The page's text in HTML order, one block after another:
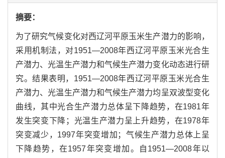
摘要：
为了研究气候变化对西辽河平原玉米生产潜力的影响，
采用机制法，对1951—2008年西辽河平原玉米光合生
产潜力、光温生产潜力和气候生产潜力变化动态进行研
究。结果表明，1951—2008年西辽河平原玉米光合生
产潜力、光温生产潜力和气候生产潜力均呈双波型变化
曲线，其中光合生产潜力总体呈下降趋势，在1981年
发生突变下降；光温生产潜力呈上升趋势，在1978年
突变减少，1997年突变增加；气候生产潜力总体上呈
下降趋势，在1957年突变增加。自1951—2008年以